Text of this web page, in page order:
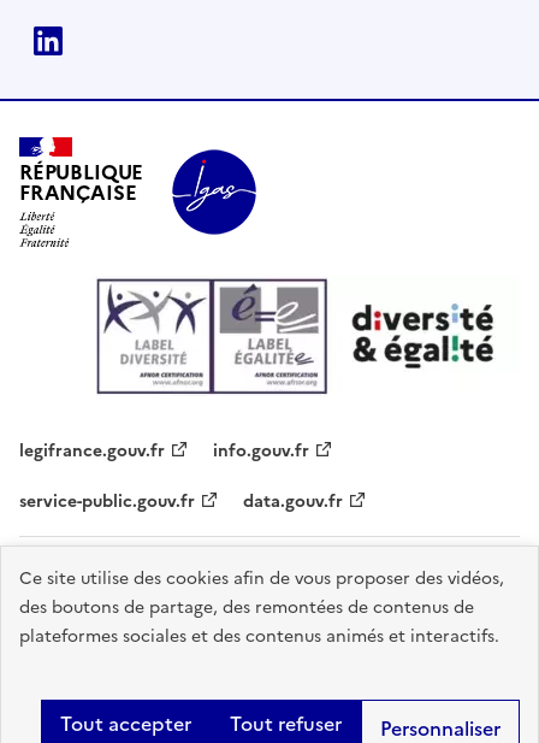
Ce site utilise des cookies afin de vous proposer des vidéos,
des boutons de partage, des remontées de contenus de
plateformes sociales et des contenus animés et interactifs.
Tout accepter Tout refuser Personnaliser
RÉPUBLIQUE
FRANÇAISE
legifrance.gouv.fr
info.gouv.fr
service-public.gouv.fr
data.gouv.fr
Plan du site Contacts
Accessibilité - partiellement conforme
Mentions légales
Données personnelles Gestion des cookies